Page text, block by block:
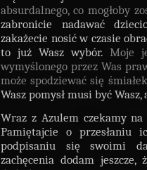
absurdalnego, co mogłoby
zabronicie nadawać
zakażecie nosić w czasie
to już Wasz wybór. Moje
wymyślonego przez Was
może spodziewać się
Wasz pomysł musi być
Wraz z Azulem czekamy
Pamiętajcie o
podpisaniu się swoimi
zachęcenia dodam